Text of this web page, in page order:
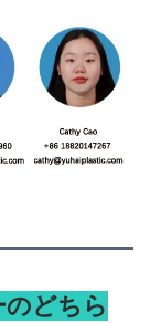
どちら